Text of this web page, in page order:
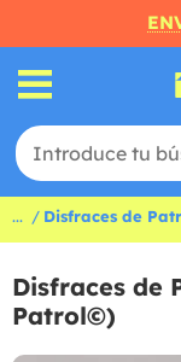
... Disfraces de
Disfraces de
Patrol©)